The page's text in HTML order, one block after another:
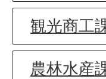
観光商工
農林水産